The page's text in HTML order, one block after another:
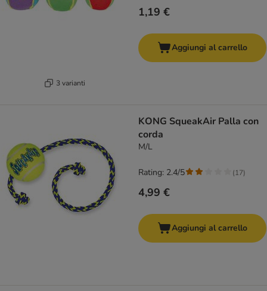
3 varianti
1,19 €
Aggiungi al carrello
KONG SqueakAir Palla con
corda
M/L
4,99 €
Rating: 2.4/5 (17)
Aggiungi al carrello